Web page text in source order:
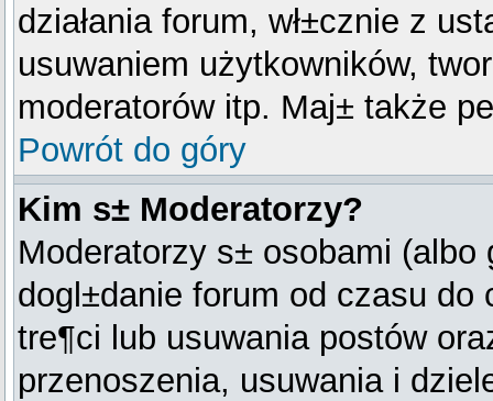
działania forum, wł±cznie z
usuwaniem użytkowników,
moderatorów itp. Maj± także
Powrót do góry
Kim s± Moderatorzy?
Moderatorzy s± osobami
dogl±danie forum od czasu
tre¶ci lub usuwania postów
przenoszenia, usuwania i